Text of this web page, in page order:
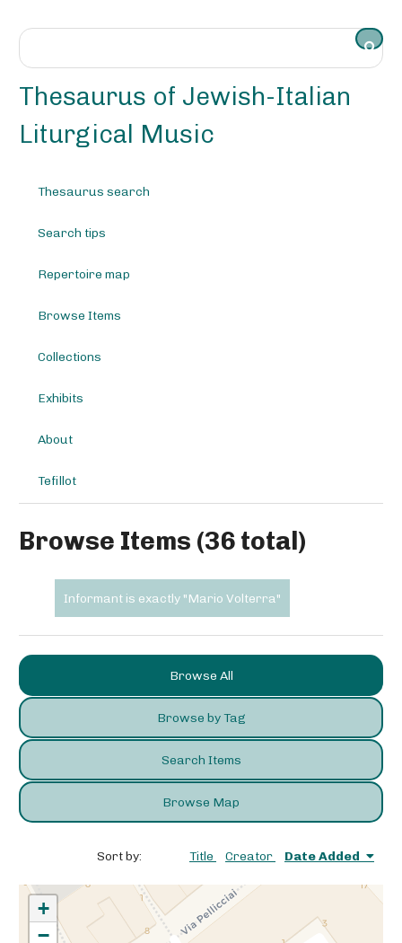
Thesaurus of Jewish-Italian
Liturgical Music
Thesaurus search
Search tips
Repertoire map
Browse Items
Collections
Exhibits
About
Tefillot
Browse Items (36 total)
Informant is exactly "Mario Volterra"
Browse All
Browse by Tag
Search Items
Browse Map
Sort by: Title Creator Date Added
+
−